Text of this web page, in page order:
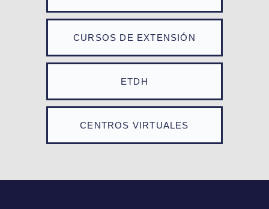
CURSOS DE EXTENSIÓN
ETDH
CENTROS VIRTUALES